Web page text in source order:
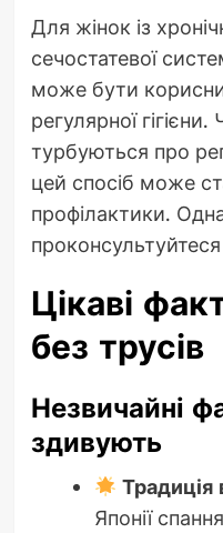
Для жінок із
сечостатевої
може бути
регулярної
турбуються про
цей спосіб може
профілактики.
Цікаві
без трусів
Незвичайні
здивують
Традиція
Японії